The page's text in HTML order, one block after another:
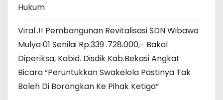
Hukum
Viral..!! Pembangunan Revitalisasi SDN Wibawa
Mulya 01 Senilai Rp.339 .728.000,- Bakal
Diperiksa, Kabid. Disdik Kab.Bekasi Angkat
Bicara “Peruntukkan Swakelola Pastinya Tak
Boleh Di Borongkan Ke Pihak Ketiga”